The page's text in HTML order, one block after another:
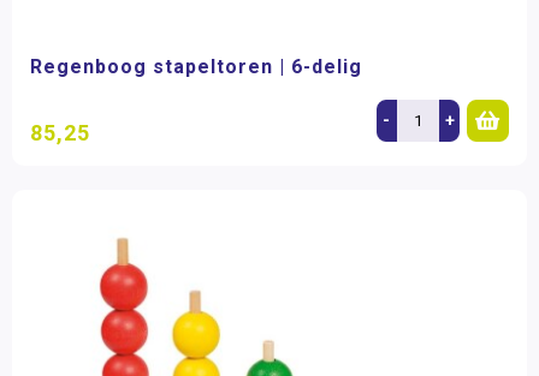
Regenboog stapeltoren | 6-delig
85,25 - +